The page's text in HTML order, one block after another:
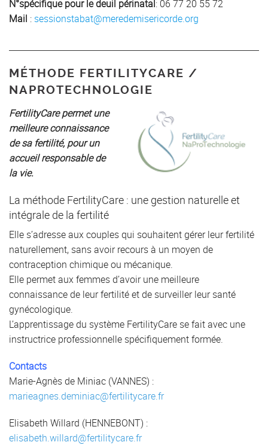
N°spécifique pour le deuil périnatal : 06 77 20 55 72
Mail : sessionstabat@meredemisericorde.org
MÉTHODE FERTILITYCARE /
NAPROTECHNOLOGIE
FertilityCare permet une
meilleure connaissance
de sa fertilité, pour un
accueil responsable de
la vie.
La méthode FertilityCare : une gestion naturelle et
intégrale de la fertilité
Elle s’adresse aux couples qui souhaitent gérer leur fertilité
naturellement, sans avoir recours à un moyen de
contraception chimique ou mécanique.
Elle permet aux femmes d’avoir une meilleure
connaissance de leur fertilité et de surveiller leur santé
gynécologique.
L’apprentissage du système FertilityCare se fait avec une
instructrice professionnelle spécifiquement formée.
Contacts
Marie-Agnès de Miniac (VANNES) :
marieagnes.deminiac@fertilitycare.fr
Elisabeth Willard (HENNEBONT) :
elisabeth.willard@fertilitycare.fr